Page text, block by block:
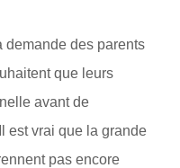
demande des parents
que leurs
avant de
est vrai que la grande
pas encore